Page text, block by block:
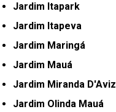
Jardim Itapark
Jardim Itapeva
Jardim Maringá
Jardim Mauá
Jardim Miranda D'Aviz
Jardim Olinda Mauá